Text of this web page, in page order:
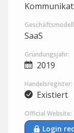
SaaS
Gründungsjahr:
2019
Handelsregister:
Existiert
Official Website:
Login